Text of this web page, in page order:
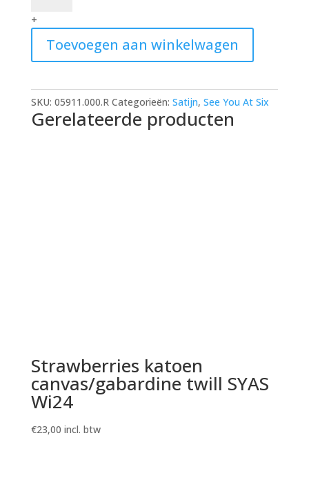
viscose
satin
SYAS
quantity
+
Toevoegen aan winkelwagen
SKU: 05911.000.R Categorieën: Satijn, See You At Six
Gerelateerde producten
Strawberries katoen
canvas/gabardine twill SYAS
Wi24
€23,00 incl. btw